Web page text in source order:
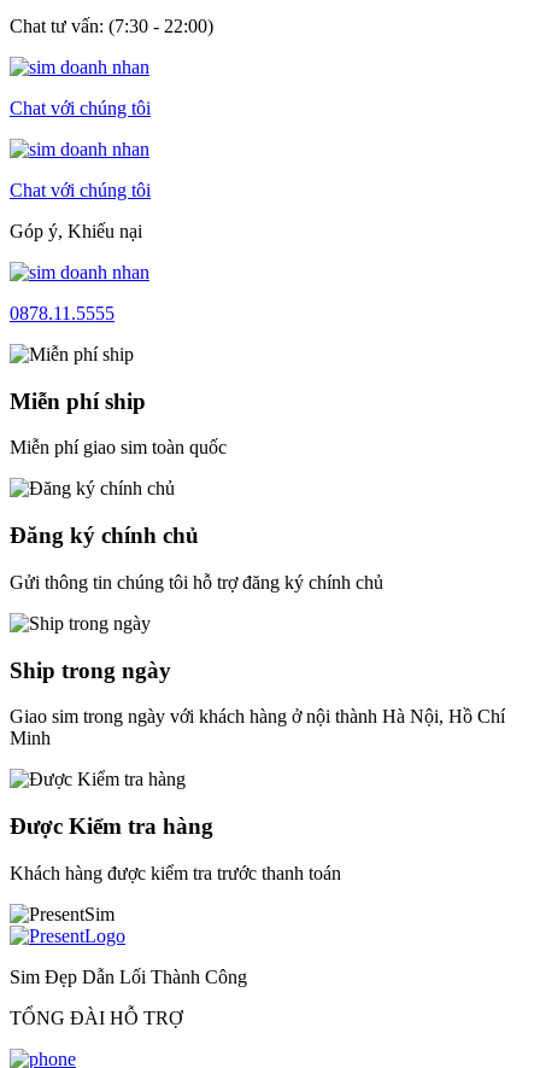
Chat tư vấn: (7:30 - 22:00)
Chat với chúng tôi
Chat với chúng tôi
Góp ý, Khiếu nại
0878.11.5555
Miễn phí ship
Miễn phí giao sim toàn quốc
Đăng ký chính chủ
Gửi thông tin chúng tôi hỗ trợ đăng ký chính chủ
Ship trong ngày
Giao sim trong ngày với khách hàng ở nội thành Hà Nội, Hồ Chí
Minh
Được Kiểm tra hàng
Khách hàng được kiểm tra trước thanh toán
Sim Đẹp Dẫn Lối Thành Công
TỔNG ĐÀI HỖ TRỢ